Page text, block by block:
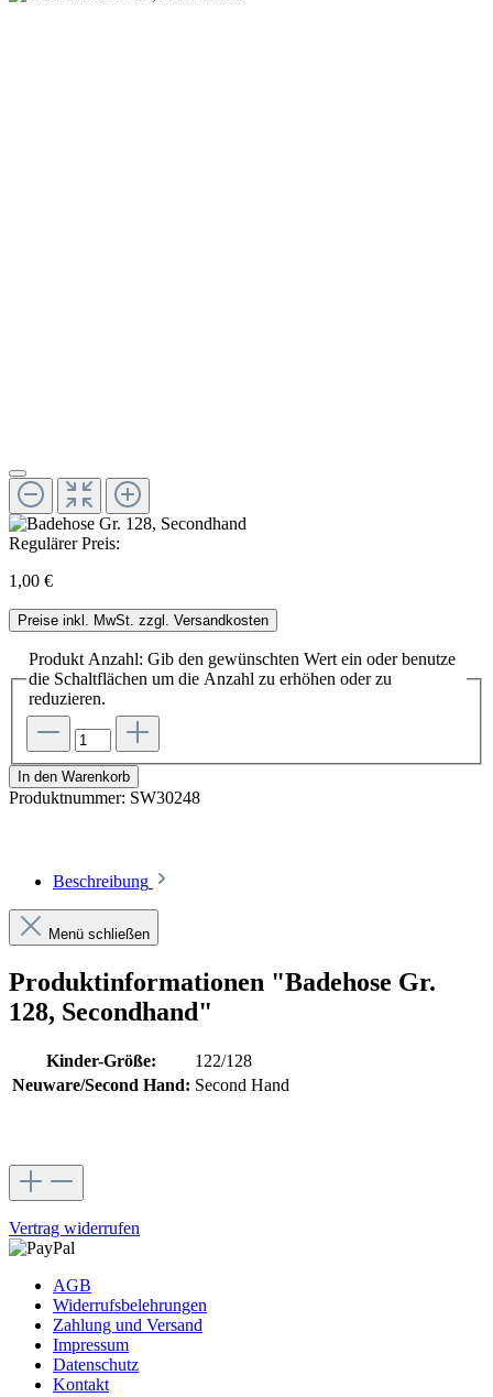
Regulärer Preis:
1,00 €
Preise inkl. MwSt. zzgl. Versandkosten
Produkt Anzahl: Gib den gewünschten Wert ein oder benutze
die Schaltflächen um die Anzahl zu erhöhen oder zu
reduzieren.
In den Warenkorb
Produktnummer: SW30248
Beschreibung
Menü schließen
Produktinformationen "Badehose Gr.
128, Secondhand"
Kinder-Größe:
122/128
Neuware/Second Hand: Second Hand
Vertrag widerrufen
AGB
Widerrufsbelehrungen
Zahlung und Versand
Impressum
Datenschutz
Kontakt